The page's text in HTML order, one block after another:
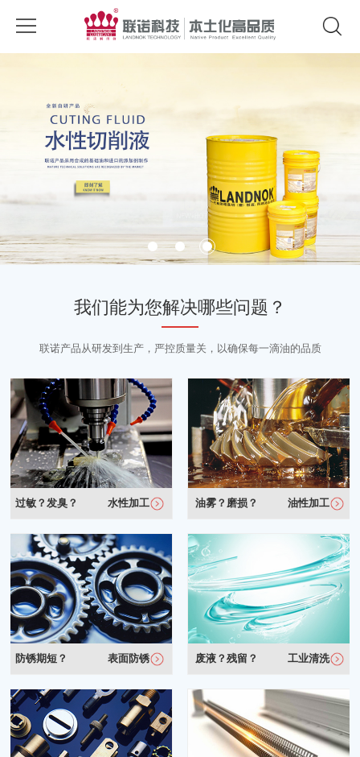
我们能为您解决哪些问题？
联诺产品从研发到生产，严控质量关，以确保每一滴油的品质
过敏？发臭？ 水性加工 油雾？磨损？ 油性加工
防锈期短？ 表面防锈 废液？残留？ 工业清洗